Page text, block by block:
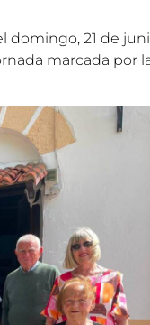
domingo, 21 de
marcada por